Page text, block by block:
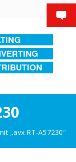
„avx RT-A57230“